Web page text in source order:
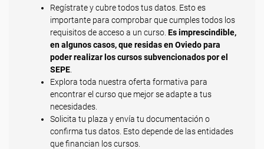
Regístrate y cubre todos tus datos. Esto es
importante para comprobar que cumples todos los
requisitos de acceso a un curso. Es imprescindible,
en algunos casos, que residas en Oviedo para
poder realizar los cursos subvencionados por el
SEPE
Explora toda nuestra oferta formativa para
encontrar el curso que mejor se adapte a tus
necesidades.
Solicita tu plaza y envía tu documentación o
confirma tus datos. Esto depende de las entidades
que financian los cursos.